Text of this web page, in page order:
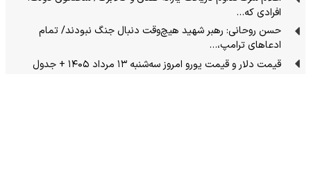
افرادی که…
حسن روحانی: رهبر شهید هیچ‌وقت دنبال جنگ نبودند/ تمام
ادعاهای ترامپ،…
قیمت دلار و قیمت یورو امروز سه‌شنبه ۱۳ مرداد ۱۴۰۵ + جدول